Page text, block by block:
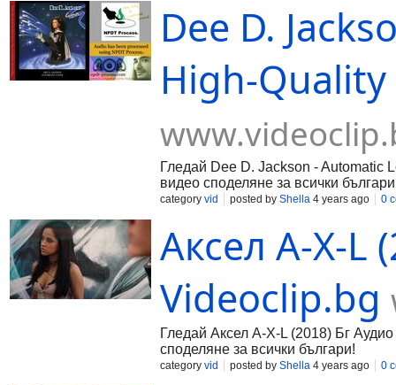
Dee D.
High-
Гледай Dee D. Jackson - Automatic
видео споделяне за всички
category vid posted by Shella 4 years ago 0
Аксел A-X-L
Videoclip.bg
Гледай Аксел A-X-L (2018) Бг
споделяне за всички българи!
category vid posted by Shella 4 years ago 0